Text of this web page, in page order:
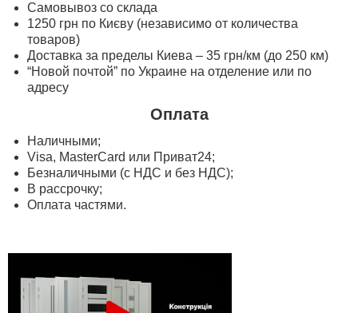
Самовывоз со склада
1250 грн по Києву (независимо от количества
товаров)
Доставка за пределы Киева – 35 грн/км (до 250 км)
“Новой почтой” по Украине на отделение или по
адресу
Оплата
Наличными;
Visa, MasterСard или Приват24;
Безналичными (с НДС и без НДС);
В рассрочку;
Оплата частями.